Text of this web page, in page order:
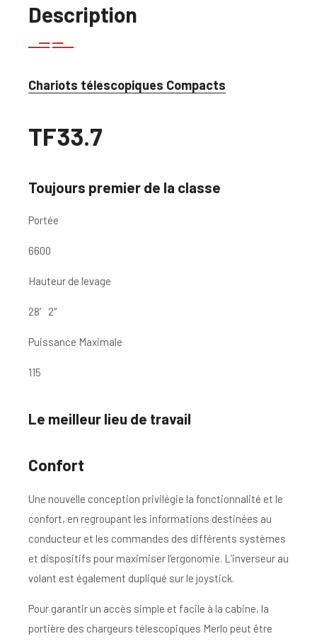
Description
Chariots télescopiques Compacts
TF33.7
Toujours premier de la classe
Portée
6600
Hauteur de levage
28′ 2″
Puissance Maximale
115
Le meilleur lieu de travail
Confort
Une nouvelle conception privilégie la fonctionnalité et le
confort, en regroupant les informations destinées au
conducteur et les commandes des différents systèmes
et dispositifs pour maximiser l’ergonomie. L’inverseur au
volant est également dupliqué sur le joystick.
Pour garantir un accès simple et facile à la cabine, la
portière des chargeurs télescopiques Merlo peut être